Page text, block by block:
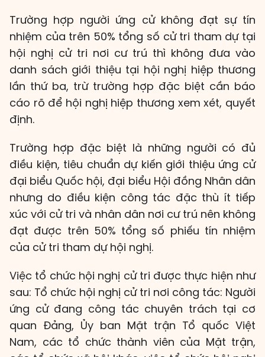
Trường hợp người ứng cử không đạt sự tín
nhiệm của trên 50% tổng số cử tri tham dự tại
hội nghị cử tri nơi cư trú thì không đưa vào
danh sách giới thiệu tại hội nghị hiệp thương
lần thứ ba, trừ trường hợp đặc biệt cần báo
cáo rõ để hội nghị hiệp thương xem xét, quyết
định.
Trường hợp đặc biệt là những người có đủ
điều kiện, tiêu chuẩn dự kiến giới thiệu ứng cử
đại biểu Quốc hội, đại biểu Hội đồng Nhân dân
nhưng do điều kiện công tác đặc thù ít tiếp
xúc với cử tri và nhân dân nơi cư trú nên không
đạt được trên 50% tổng số phiếu tín nhiệm
của cử tri tham dự hội nghị.
Việc tổ chức hội nghị cử tri được thực hiện như
sau: Tổ chức hội nghị cử tri nơi công tác: Người
ứng cử đang công tác chuyên trách tại cơ
quan Đảng, Ủy ban Mặt trận Tổ quốc Việt
Nam, các tổ chức thành viên của Mặt trận,